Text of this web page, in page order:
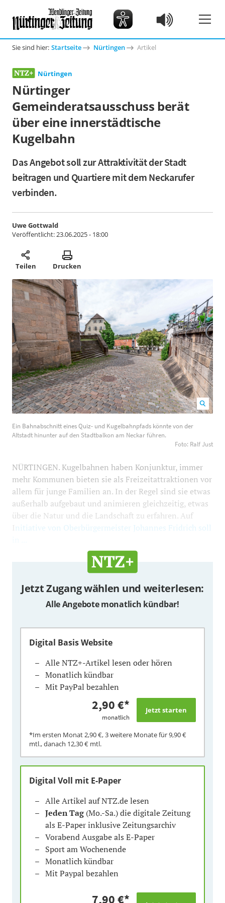
Sie sind hier: Startseite Nürtingen Artikel
Nürtingen
Nürtinger
Gemeinderatsausschuss berät
über eine innerstädtische
Kugelbahn
Das Angebot soll zur Attraktivität der Stadt
beitragen und Quartiere mit dem Neckarufer
verbinden.
Uwe Gottwald
Veröffentlicht:23.06.2025 - 18:00
Teilen Drucken
könnte von der Altstadt hinunter auf den Stadtbalkon
Ein Bahnabschnitt eines Quiz- und Kugelbahnpfads könnte von der
Altstadt hinunter auf den Stadtbalkon am Neckar führen.
Foto: Ralf Just
NÜRTINGEN. Kugelbahnen haben Konjunktur, immer
mehr Kommunen bieten sie als Freizeitattraktionen vor
allem für junge Familien an. In der Regel sind sie etwas
außerhalb aufgebaut und animieren gleichzeitig, etwas
über die Natur und die Landschaft zu erfahren. Auf
nitiative von Oberbürgermeister Johannes Fridrich soll
Jetzt Zugang wählen und weiterlesen:
Alle Angebote monatlich kündbar!
Digital Basis Website
Alle NTZ+-Artikel lesen oder hören
Monatlich kündbar
Mit PayPal bezahlen
2,90 €*
monatlich
*Im ersten Monat2,90 €, 3 weitere Monate für9,90 €
mtl., danach 12,30 € mtl.
Digital Voll mit E-Paper
Alle Artikel auf NTZ.de lesen
Jeden Tag(Mo.-Sa.) die digitale Zeitung
als E-Paper inklusive Zeitungsarchiv
Vorabend Ausgabe als E-Paper
Sport am Wochenende
Monatlich kündbar
Mit Paypal bezahlen
7,90 €*